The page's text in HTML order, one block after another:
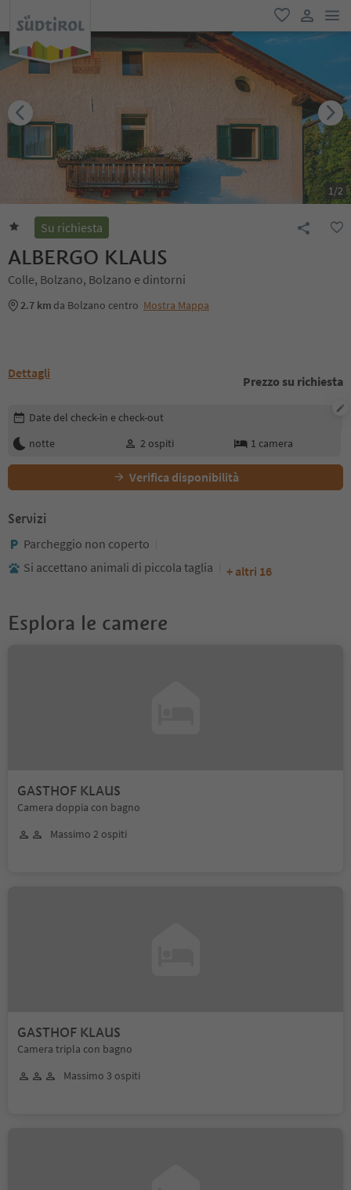
favoriti
user link
1/2
Su richiesta
ALBERGO KLAUS
Colle, Bolzano, Bolzano e dintorni
2.7 km da Bolzano centro Mostra Mappa
Dettagli
Prezzo su richiesta
Modifica i dettagli della prenotazione
Date del check-in e check-out
notte
2 ospiti 1 camera
Verifica disponibilità
Servizi
Parcheggio non coperto
Si accettano animali di piccola taglia
+ altri 16
Esplora le camere
GASTHOF KLAUS
Camera doppia con bagno
Massimo 2 ospiti
GASTHOF KLAUS
Camera tripla con bagno
Massimo 3 ospiti